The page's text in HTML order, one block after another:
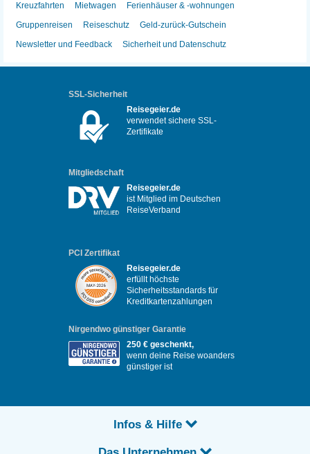
Kreuzfahrten Mietwagen
Ferienhäuser & -wohnungen
Gruppenreisen
Reiseschutz
Geld-zurück-Gutschein
Newsletter und Feedback
Sicherheit und Datenschutz
SSL-Sicherheit
Reisegeier.de
verwendet sichere SSL-
Zertifikate
Mitgliedschaft
Reisegeier.de
ist Mitglied im Deutschen
ReiseVerband
PCI Zertifikat
Reisegeier.de
erfüllt höchste
Sicherheitsstandards für
Kreditkartenzahlungen
Nirgendwo günstiger Garantie
250 € geschenkt,
wenn deine Reise woanders
günstiger ist
Infos & Hilfe